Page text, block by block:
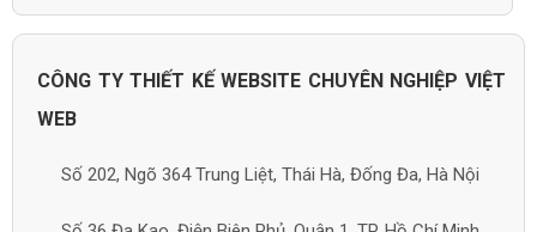
CÔNG TY THIẾT KẾ WEBSITE CHUYÊN NGHIỆP VIỆT
WEB
Số 202, Ngõ 364 Trung Liệt, Thái Hà, Đống Đa, Hà Nội